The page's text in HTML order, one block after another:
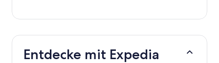
Entdecke mit Expedia